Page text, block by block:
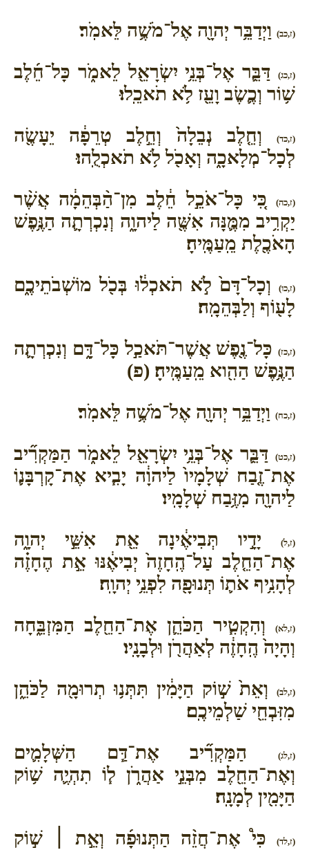
(ז,כב) וַיְדַבֵּ֥ר יְהוָ֖ה אֶל־מֹשֶׁ֥ה לֵּאמֹֽר׃
(ז,כג)
דַּבֵּ֛ר אֶל־בְּנֵ֥י יִשְׂרָאֵ֖ל לֵאמֹ֑ר כָּל־חֵ֜לֶב
שׁ֥וֹר וְכֶ֛שֶׂב וָעֵ֖ז לֹ֥א תֹאכֵֽלוּ׃
(ז,כד)
וְחֵ֤לֶב נְבֵלָה֙ וְחֵ֣לֶב טְרֵפָ֔ה יֵעָשֶׂ֖ה
לְכָל־מְלָאכָ֑ה וְאָכֹ֖ל לֹ֥א תֹאכְלֻֽהוּ׃
(ז,כה)
כִּ֚י כָּל־אֹכֵ֣ל חֵ֔לֶב מִן־הַ֨בְּהֵמָ֔ה אֲשֶׁ֨ר
יַקְרִ֥יב מִמֶּ֛נָּה אִשֶּׁ֖ה לַיהוָ֑ה וְנִכְרְתָ֛ה הַנֶּ֥פֶשׁ
הָאֹכֶ֖לֶת מֵֽעַמֶּֽיהָ׃
(ז,כו)
וְכָל־דָּם֙ לֹ֣א תֹאכְל֔וּ בְּכֹ֖ל מוֹשְׁבֹתֵיכֶ֑ם
לָע֖וֹף וְלַבְּהֵמָֽה׃
(ז,כז) כָּל־נֶ֖פֶשׁ אֲשֶׁר־תֹּאכַ֣ל כָּל־דָּ֑ם וְנִכְרְתָ֛ה
הַנֶּ֥פֶשׁ הַהִ֖וא מֵֽעַמֶּֽיהָ׃ (פ)
(ז,כח) וַיְדַבֵּ֥ר יְהוָ֖ה אֶל־מֹשֶׁ֥ה לֵּאמֹֽר׃
(ז,כט)
דַּבֵּ֛ר אֶל־בְּנֵ֥י יִשְׂרָאֵ֖ל לֵאמֹ֑ר הַמַּקְרִ֞יב
אֶת־זֶ֤בַח שְׁלָמָיו֙ לַיהוָ֔ה יָבִ֧יא אֶת־קָרְבָּנ֛וֹ
לַיהוָ֖ה מִזֶּ֥בַח שְׁלָמָֽיו׃
(ז,ל)
יָדָ֣יו תְּבִיאֶ֔ינָה אֵ֖ת אִשֵּׁ֣י יְהוָ֑ה
אֶת־הַחֵ֤לֶב עַל־הֶֽחָזֶה֙ יְבִיאֶ֔נּוּ אֵ֣ת הֶחָזֶ֗ה
לְהָנִ֥יף אֹת֛וֹ תְּנוּפָ֖ה לִפְנֵ֥י יְהוָֽה׃
(ז,לא)
וְהִקְטִ֧יר הַכֹּהֵ֛ן אֶת־הַחֵ֖לֶב הַמִּזְבֵּ֑חָה
וְהָיָה֙ הֶֽחָזֶ֔ה לְאַהֲרֹ֖ן וּלְבָנָֽיו׃
(ז,לב)
וְאֵת֙ שׁ֣וֹק הַיָּמִ֔ין תִּתְּנ֥וּ תְרוּמָ֖ה לַכֹּהֵ֑ן
מִזִּבְחֵ֖י שַׁלְמֵיכֶֽם׃
(ז,לג)
הַמַּקְרִ֞יב אֶת־דַּ֧ם הַשְּׁלָמִ֛ים
וְאֶת־הַחֵ֖לֶב מִבְּנֵ֣י אַהֲרֹ֑ן ל֧וֹ תִהְיֶ֛ה שׁ֥וֹק
הַיָּמִ֖ין לְמָנָֽה׃
(ז,לד)
כִּי֩ אֶת־חֲזֵ֨ה הַתְּנוּפָ֜ה וְאֵ֣ת ׀ שׁ֣וֹק